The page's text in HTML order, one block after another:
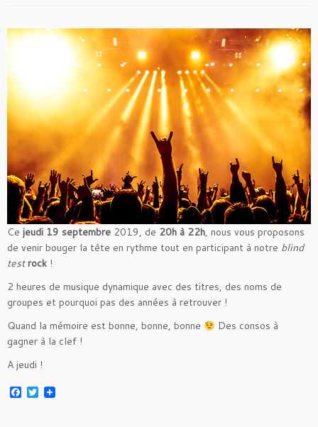
Ce jeudi 19 septembre 2019, de 20h à 22h, nous vous proposons
de venir bouger la tête en rythme tout en participant à notre blind
test rock !
2 heures de musique dynamique avec des titres, des noms de
groupes et pourquoi pas des années à retrouver !
Quand la mémoire est bonne, bonne, bonne
Des consos à
gagner à la clef !
A jeudi !
F T
w